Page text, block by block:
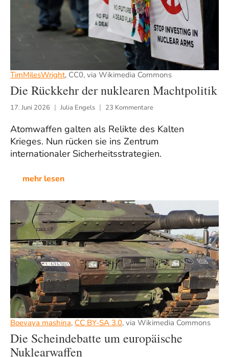
TimMilesWright, CC0, via Wikimedia Commons
Die Rückkehr der nuklearen Machtpolitik
17. Juni 2026 Julia Engels 23 Kommentare
Atomwaffen galten als Relikte des Kalten
Krieges. Nun rücken sie ins Zentrum
internationaler Sicherheitsstrategien.
mehr lesen
Boevaya mashina, CC BY-SA 3.0, via Wikimedia Commons
Die Scheindebatte um europäische
Nuklearwaffen